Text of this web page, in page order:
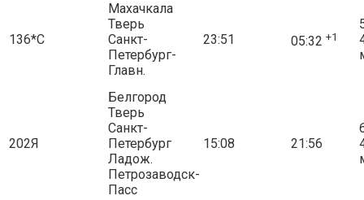
136*С
Махачкала
Тверь
Санкт-
Петербург-
Главн.
23:51 05:32 +1
202Я
Белгород
Тверь
Санкт-
Петербург
Ладож.
Петрозаводск-
Пасс
15:08 21:56